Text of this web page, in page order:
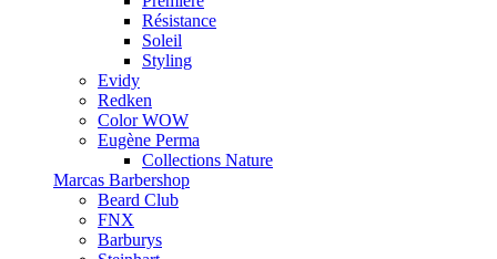
Résistance
Soleil
Styling
Evidy
Redken
Color WOW
Eugène Perma
Collections Nature
Marcas Barbershop
Beard Club
FNX
Barburys